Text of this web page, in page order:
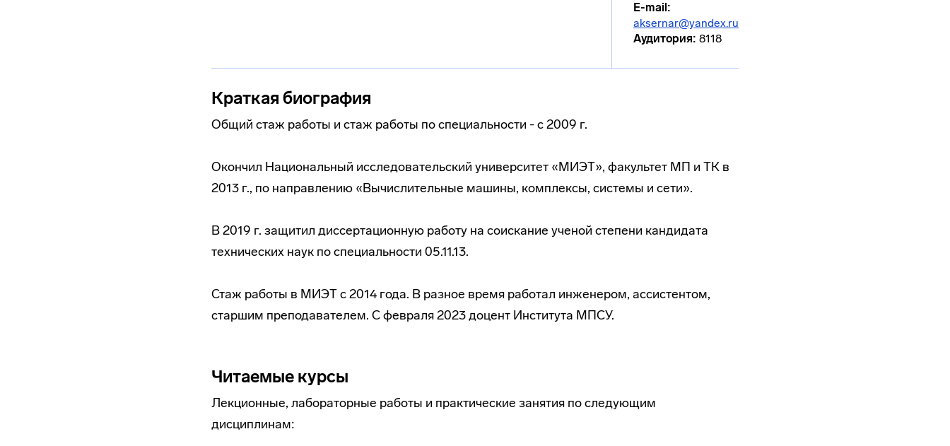
E-mail:
aksernar@yandex.ru
Аудитория: 8118
Краткая биография
Общий стаж работы и стаж работы по специальности - с 2009 г.
Окончил Национальный исследовательский университет «МИЭТ», факультет МП и ТК в
2013 г., по направлению «Вычислительные машины, комплексы, системы и сети».
В 2019 г. защитил диссертационную работу на соискание ученой степени кандидата
технических наук по специальности 05.11.13.
Стаж работы в МИЭТ с 2014 года. В разное время работал инженером, ассистентом,
старшим преподавателем. C февраля 2023 доцент Института МПСУ.
Читаемые курсы
Лекционные, лабораторные работы и практические занятия по следующим
дисциплинам: